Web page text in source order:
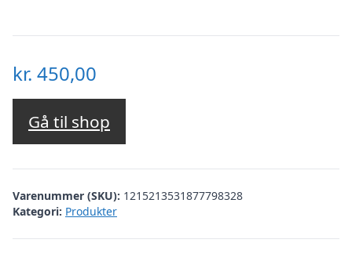
kr. 450,00
Gå til shop
Varenummer (SKU): 1215213531877798328
Kategori: Produkter